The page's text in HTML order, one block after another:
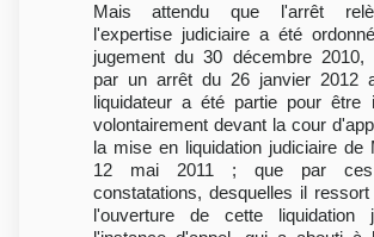
Mais attendu que l'arrêt
l'expertise judiciaire a été
jugement du 30 décembre 2010,
par un arrêt du 26 janvier 2012
liquidateur a été partie pour être
volontairement devant la cour
la mise en liquidation judiciaire de
12 mai 2011 ; que par ces
constatations, desquelles il ressort
l'ouverture de cette liquidation